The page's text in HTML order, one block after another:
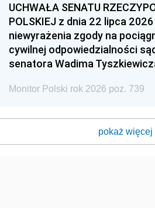
UCHWAŁA SENATU
POLSKIEJ z dnia 22 lipca
niewyrażenia zgody na
cywilnej odpowiedzialności
senatora Wadima
Monitor Polski rok 2026 poz. 739
pokaż więcej